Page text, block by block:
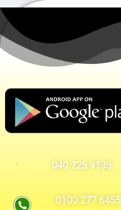
9135 225 040
-
6455 277 0100